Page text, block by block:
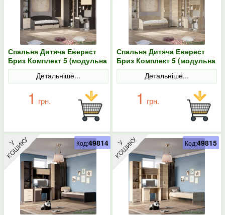
Спальня Дитяча Еверест
Бриз Комплект 5 (модульна
- 6 елементів) венге/дуб
молочнийДетальніше...
1 грн.
Спальня Дитяча Еверест
Бриз Комплект 5 (модульна
- 6 елементів) сонома/
трюфельДетальніше...
1 грн.
Код:49814 Код:49815